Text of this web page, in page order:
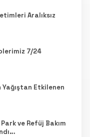
Aralıksız
7/24
Yağıştan Etkilenen
ve Refüj Bakım